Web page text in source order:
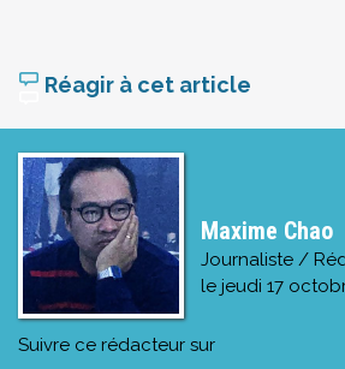
Réagir à cet article
Maxime Chao
Journaliste /
le jeudi 17
Suivre ce rédacteur sur